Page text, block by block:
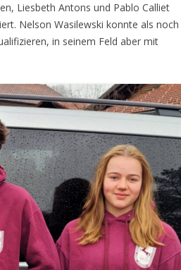
Liesbeth Antons und Pablo Calliet
Nelson Wasilewski konnte als noch
in seinem Feld aber mit